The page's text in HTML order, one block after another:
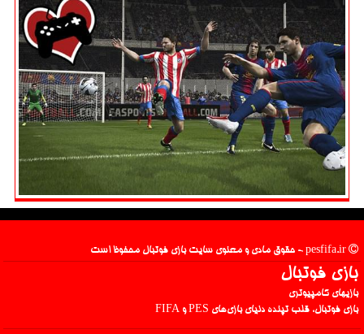
بازی فوتبال
بازیهای کامپیوتری
بازی فوتبال، قلب تپنده دنیای بازی‌های PES و FIFA